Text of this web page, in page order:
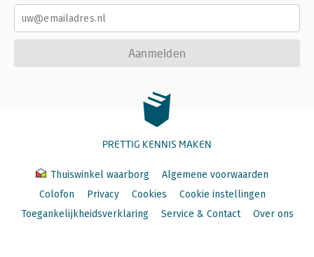
Aanmelden
PRETTIG KENNIS MAKEN
Thuiswinkel waarborg
Algemene voorwaarden
Colofon
Privacy Cookies
Cookie instellingen
Toegankelijkheidsverklaring
Service & Contact Over ons